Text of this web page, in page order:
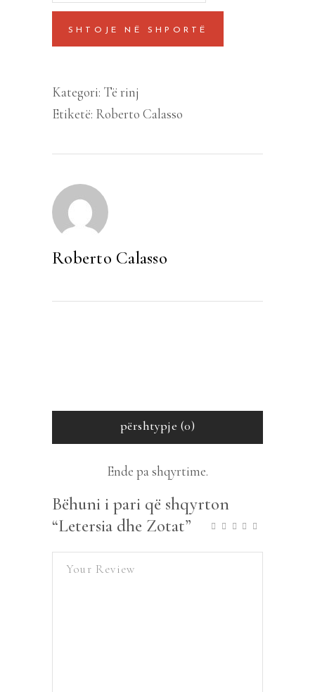
Zotat
quantity
SHTOJE NË SHPORTË
Kategori: Të rinj
Etiketë: Roberto Calasso
Roberto Calasso
përshtypje (0)
Ende pa shqyrtime.
Bëhuni i pari që shqyrton
“Letersia dhe Zotat”